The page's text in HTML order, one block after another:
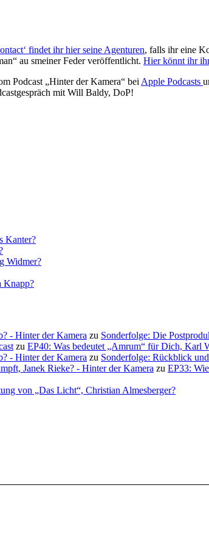
findet ihr hier seine Agenturen, falls ihr eine
au smeiner Feder veröffentlicht. Hier könnt ihr
Podcast „Hinter der Kamera“ bei Apple Podcasts
mit Will Baldy, DoP!
Kanter?
Widmer?
Knapp?
- Hinter der Kamera zu Sonderfolge: Die
zu EP40: Was bedeutet „Amrum“ für Dich, Karl
- Hinter der Kamera zu Sonderfolge: Rückblick
Janek Rieke? - Hinter der Kamera zu EP33:
von „Das Licht“, Christian Almesberger?